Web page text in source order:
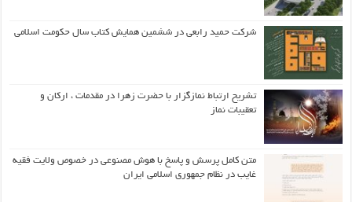
شرکت حمید رابعی در ششمین همایش کتاب سال حکومت اسلامی
تشریح ارتباط نمازگزار با حضرت زهرا در مقدمات ، ارکان و
تعقیبات نماز
متن کامل پرسش و پاسخ با هوش مصنوعی در خصوص ولایت فقیه
غایب در نظام جمهوری اسلامی ایران